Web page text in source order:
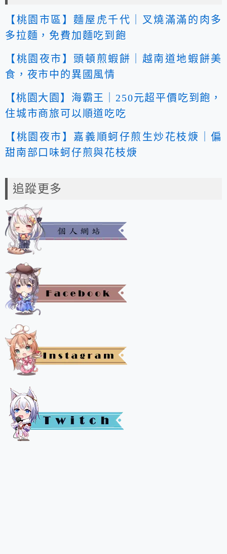
【桃園市區】麵屋虎千代｜叉燒滿滿的肉多
多拉麵，免費加麵吃到飽
【桃園夜市】頭頓煎蝦餅｜越南道地蝦餅美
食，夜市中的異國風情
【桃園大園】海霸王｜250元超平價吃到飽，
住城市商旅可以順道吃吃
【桃園夜市】嘉義順蚵仔煎生炒花枝焿｜偏
甜南部口味蚵仔煎與花枝焿
追蹤更多